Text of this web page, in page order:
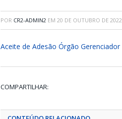
POR CR2-ADMIN2 EM 20 DE OUTUBRO DE 2022
Aceite de Adesão Órgão Gerenciador
COMPARTILHAR: